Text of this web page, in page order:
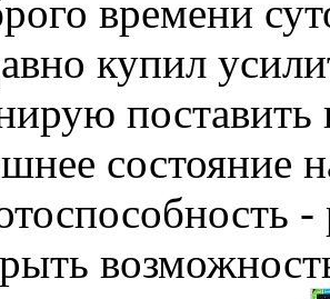
времени
купил
состояние
-